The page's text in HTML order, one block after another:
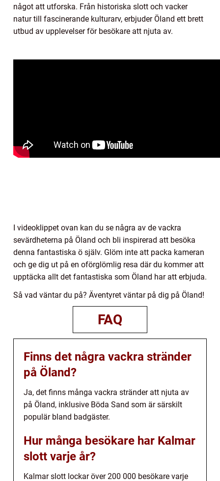
något att utforska. Från historiska slott och vacker
natur till fascinerande kulturarv, erbjuder Öland ett brett
utbud av upplevelser för besökare att njuta av.
I videoklippet ovan kan du se några av de vackra
sevärdheterna på Öland och bli inspirerad att besöka
denna fantastiska ö själv. Glöm inte att packa kameran
och ge dig ut på en oförglömlig resa där du kommer att
upptäcka allt det fantastiska som Öland har att erbjuda.
Så vad väntar du på? Äventyret väntar på dig på Öland!
FAQ
Finns det några vackra stränder
på Öland?
Ja, det finns många vackra stränder att njuta av
på Öland, inklusive Böda Sand som är särskilt
populär bland badgäster.
Hur många besökare har Kalmar
slott varje år?
Kalmar slott lockar över 200 000 besökare varje